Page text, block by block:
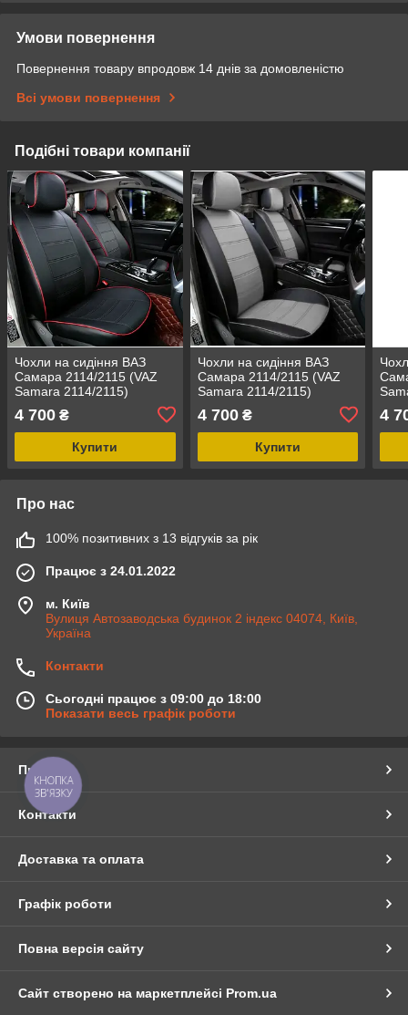
Умови повернення
Повернення товару впродовж 14 днів за домовленістю
Всі умови повернення
Подібні товари компанії
Чохли на сидіння ВАЗ
Самара 2114/2115 (VAZ
Samara 2114/2115)
модельні MAX з екошкіри
4 700 ₴
Купити
Чохли на сидіння ВАЗ
Самара 2114/2115 (VAZ
Samara 2114/2115)
модельні MAX з екошкіри
Чорно-сірий, графіт
4 700₴
Купити
4
Про нас
100% позитивних з 13 відгуків за рік
Працює з 24.01.2022
м. Київ
Вулиця Автозаводська будинок 2 індекс 04074, Київ,
Україна
Контакти
Сьогодні працює з 09:00 до 18:00
Показати весь графік роботи
Про нас
Контакти
Доставка та оплата
Графік роботи
Повна версія сайту
Сайт створено на маркетплейсі Prom.ua
КНОПКА
ЗВ'ЯЗКУ